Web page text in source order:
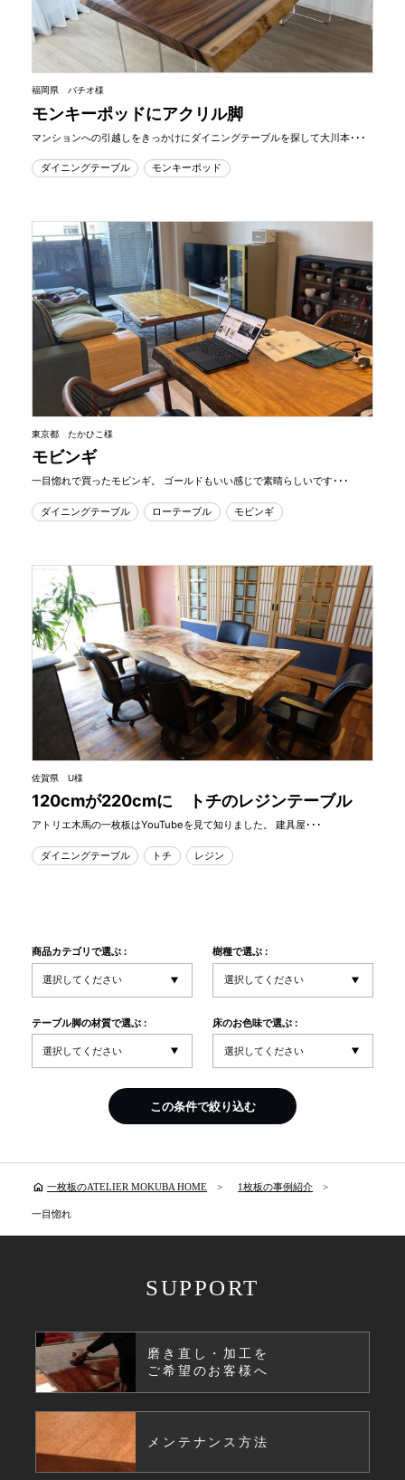
福岡県 バチオ様
モンキーポッドにアクリル脚
マンションへの引越しをきっかけにダイニングテーブルを探して大川本･･･
ダイニングテーブル モンキーポッド
東京都 たかひこ様
モビンギ
一目惚れで買ったモビンギ。 ゴールドもいい感じで素晴らしいです･･･
ダイニングテーブル ローテーブル モビンギ
佐賀県 U様
120cmが220cmに トチのレジンテーブル
アトリエ木馬の一枚板はYouTubeを見て知りました。 建具屋･･･
ダイニングテーブル トチ レジン
商品カテゴリで選ぶ : 樹種で選ぶ :
テーブル脚の材質で選ぶ : 床のお色味で選ぶ :
この条件で絞り込む
home 一枚板のATELIER MOKUBA HOME 1枚板の事例紹介
一目惚れ
SUPPORT
磨き直し・加工を
ご希望のお客様へ
メンテナンス方法